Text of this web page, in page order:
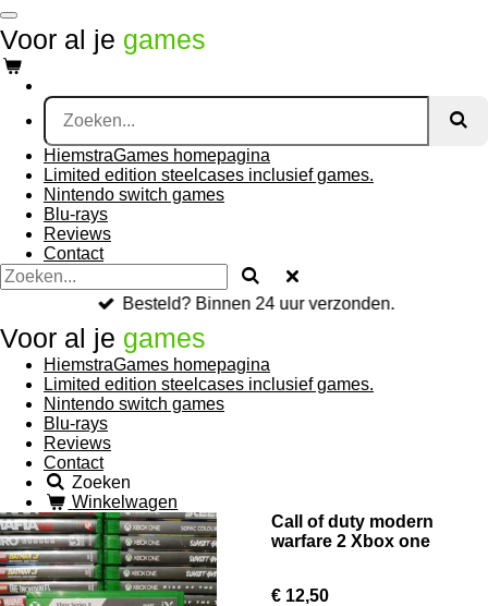
Ga
direct
naar
de
hoofdinhoud
Voor al je games
HiemstraGames homepagina
Limited edition steelcases inclusief games.
Nintendo switch games
Blu-rays
Reviews
Contact
Besteld? Binnen 24 uur verzonden.
Voor al je games
HiemstraGames homepagina
Limited edition steelcases inclusief games.
Nintendo switch games
Blu-rays
Reviews
Contact
Zoeken
Winkelwagen
Call of duty modern
warfare 2 Xbox one
€ 12,50